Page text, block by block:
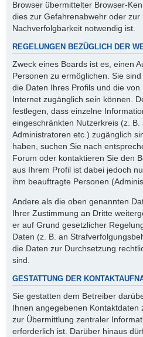
Browser übermittelter Browser-
dies zur Gefahrenabwehr oder zur
Nachverfolgbarkeit notwendig ist.
REGELUNGEN BEZÜGLICH DER
Zweck eines Boards ist es, einen
Personen zu ermöglichen. Sie
die Daten Ihres Profils und die
Internet zugänglich sein können.
festlegen, dass einzelne
eingeschränkten Nutzerkreis (z.
Administratoren etc.) zugänglich
haben, suchen Sie nach
Forum oder kontaktieren Sie den
aus Ihrem Profil ist dabei jedoch
ihm beauftragte Personen
Andere als die oben genannten
Ihrer Zustimmung an Dritte
er auf Grund gesetzlicher
Daten (z. B. an
die Daten zur Durchsetzung
sind.
GESTATTUNG DER
Sie gestatten dem Betreiber
Ihnen angegebenen Kontaktdaten
zur Übermittlung zentraler
erforderlich ist. Darüber hinaus